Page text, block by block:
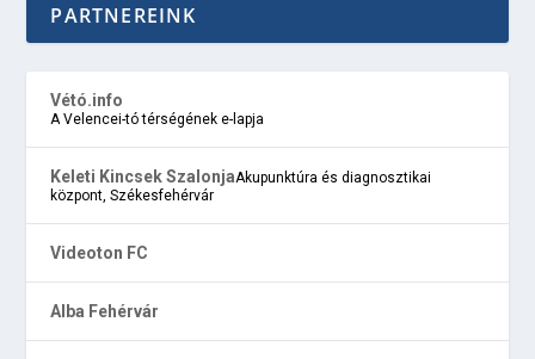
PARTNEREINK
Vétó.info
A Velencei-tó térségének e-lapja
Keleti Kincsek SzalonjaAkupunktúra és diagnosztikai
központ, Székesfehérvár
Videoton FC
Alba Fehérvár